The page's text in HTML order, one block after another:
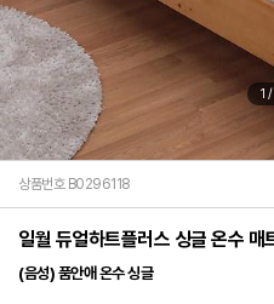
1 /
상품번호 B0296118
일월 듀얼하트플러스 싱글 온수 매
(음성) 품안애 온수 싱글